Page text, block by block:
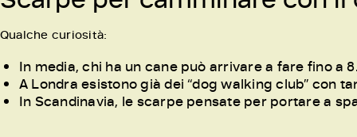
Qualche curiosità:
In media, chi ha un cane può arrivare a fare fino a
A Londra esistono già dei “dog walking club” con
In Scandinavia, le scarpe pensate per portare a